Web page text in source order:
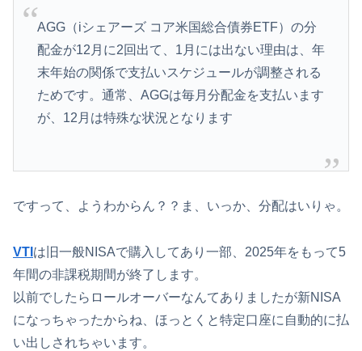
AGG（iシェアーズ コア米国総合債券ETF）の分
配金が12月に2回出て、1月には出ない理由は、年
末年始の関係で支払いスケジュールが調整される
ためです。通常、AGGは毎月分配金を支払います
が、12月は特殊な状況となります
ですって、ようわからん？？ま、いっか、分配はいりゃ。
VTI は旧一般NISAで購入してあり一部、2025年をもって5
年間の非課税期間が終了します。
以前でしたらロールオーバーなんてありましたが新NISA
になっちゃったからね、ほっとくと特定口座に自動的に払
い出しされちゃいます。